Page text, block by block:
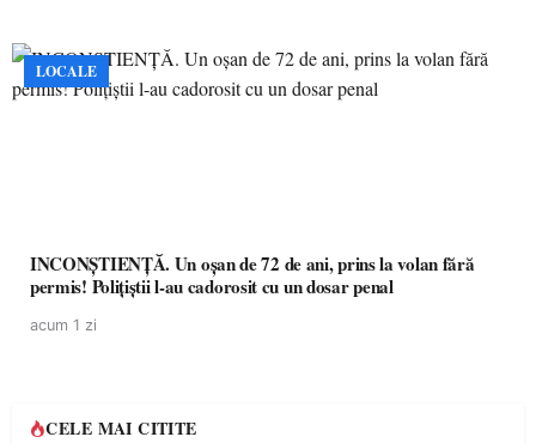
LOCALE
INCONȘTIENȚĂ. Un oșan de 72 de ani, prins la volan fără
permis! Polițiștii l-au cadorosit cu un dosar penal
acum 1 zi
CELE MAI CITITE